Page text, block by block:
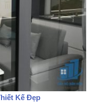
Kế Đẹp